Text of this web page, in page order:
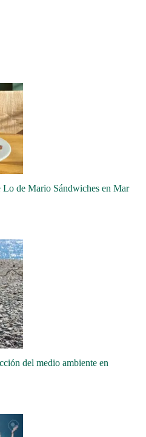
Lo de Mario Sándwiches en Mar
del medio ambiente en